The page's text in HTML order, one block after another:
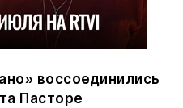
воссоединились
Пасторе